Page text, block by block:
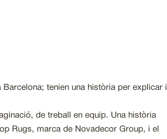
tenien una història per explicar i
de treball en equip. Una història
Rugs, marca de Novadecor Group, i el